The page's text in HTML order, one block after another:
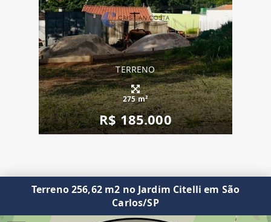
TERRENO
275 m²
R$ 185.000
Terreno 256,62 m2 no Jardim Citelli em São
Carlos/SP